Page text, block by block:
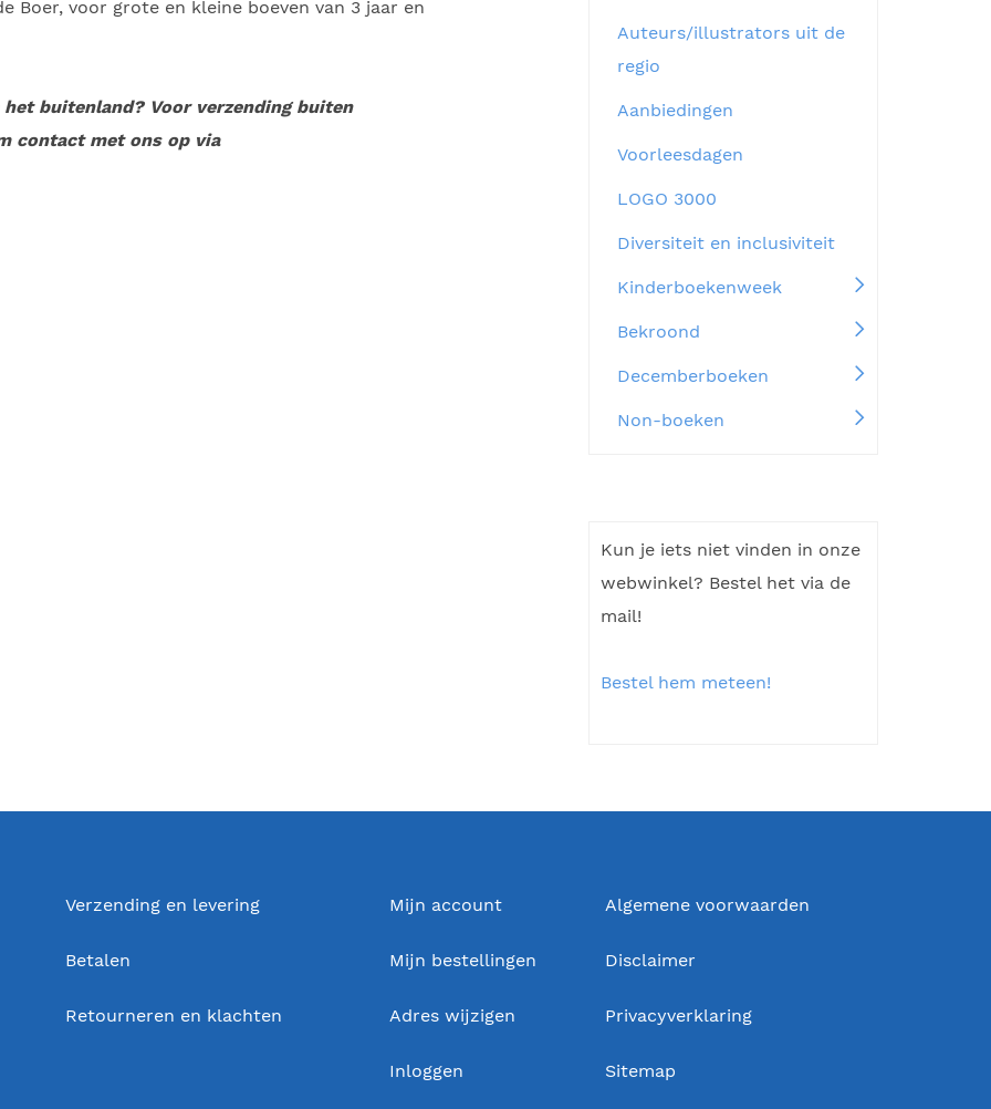
Boer, voor grote en kleine boeven van 3 jaar en
buitenland? Voor verzending buiten
contact met ons op via
Auteurs/illustrators uit de
regio
Aanbiedingen
Voorleesdagen
LOGO 3000
Diversiteit en inclusiviteit
Kinderboekenweek
Bekroond
Decemberboeken
Non-boeken
Kun je iets niet vinden in onze
webwinkel? Bestel het via de
mail!
Bestel hem meteen!
Verzending en levering
Betalen
Retourneren en klachten
Mijn account
Mijn bestellingen
Adres wijzigen
Inloggen
Algemene voorwaarden
Disclaimer
Privacyverklaring
Sitemap